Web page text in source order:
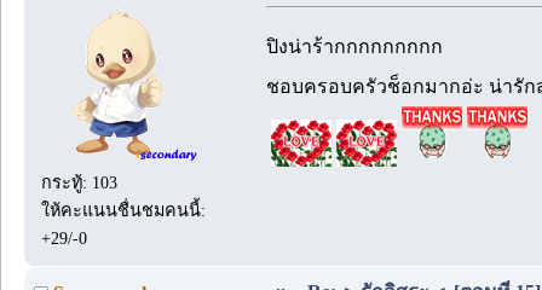
กระทู้: 103
ให้คะแนนชื่นชมคนนี้:
+29/-0
ปิงน่าร้ากกกกกกกกก
ชอบครอบครัวช็อกมากอ่ะ น่ารัก